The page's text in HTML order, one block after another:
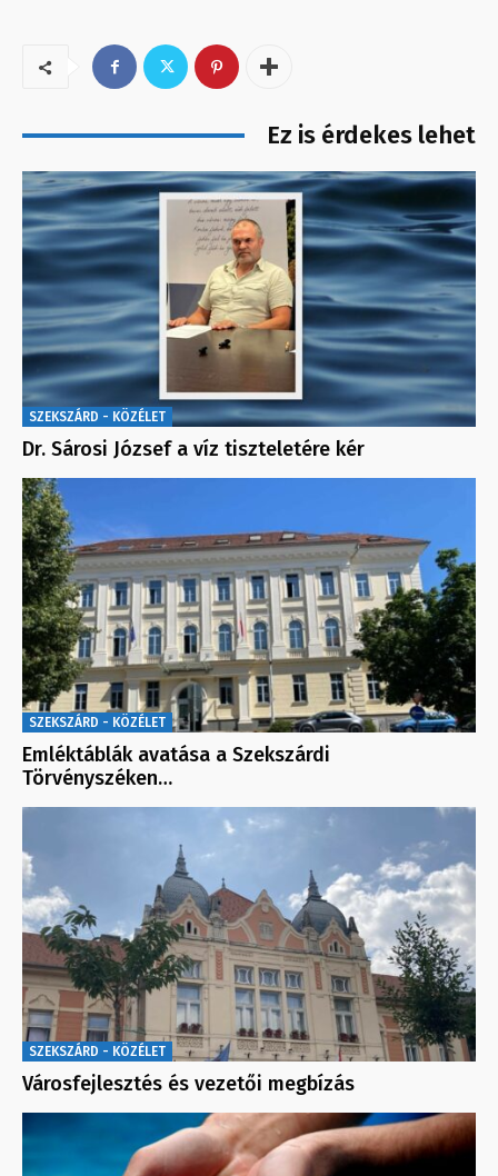
Ez is érdekes lehet
SZEKSZÁRD - KÖZÉLET
Dr. Sárosi József a víz tiszteletére kér
SZEKSZÁRD - KÖZÉLET
Emléktáblák avatása a Szekszárdi
Törvényszéken…
SZEKSZÁRD - KÖZÉLET
Városfejlesztés és vezetői megbízás